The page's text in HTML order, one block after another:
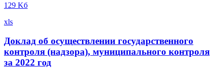
129 Kб
xls
Доклад об осуществлении государственного
контроля (надзора), муниципального контроля
за 2022 год